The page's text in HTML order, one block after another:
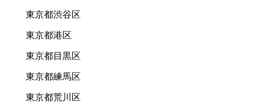
東京都渋谷区
東京都港区
東京都目黒区
東京都練馬区
東京都荒川区